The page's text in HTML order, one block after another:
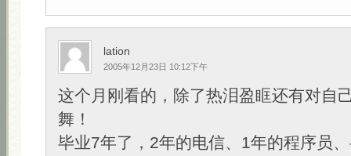
lation
2005年12月23日 10:12下午
这个月刚看的，除了热泪盈眶还有对自
舞！
毕业7年了，2年的电信、1年的程序员